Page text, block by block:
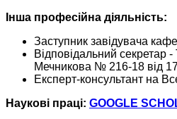
Інша професійна діяльність:
Заступник завідувача
Відповідальний секретар
Мечникова № 216-18 від
Експерт-консультант на
Наукові праці: GOOGLE